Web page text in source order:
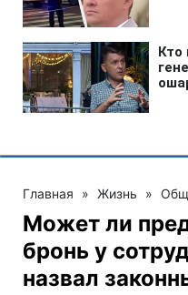
Главная » Жизнь »
Может ли
бронь у
назвал